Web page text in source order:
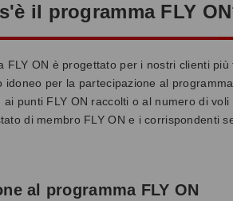
il programma FLY
FLY ON è progettato per i nostri clienti
idoneo per la partecipazione al
ai punti FLY ON raccolti o al numero di
di membro FLY ON e i corrispondenti
al programma FLY ON